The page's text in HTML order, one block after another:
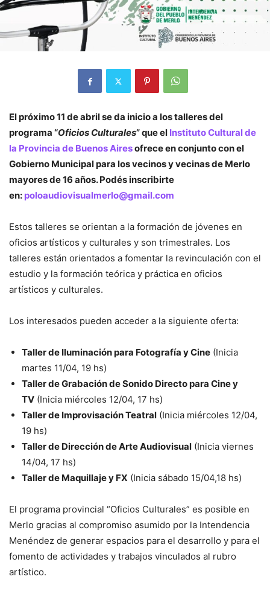
El próximo 11 de abril se da inicio a los talleres del
programa “Oficios Culturales” que el Instituto Cultural de
la Provincia de Buenos Airesofrece en conjunto con el
Gobierno Municipal para los vecinos y vecinas de Merlo
mayores de 16 años. Podés inscribirte
en: poloaudiovisualmerlo@gmail.com
Estos talleres se orientan a la formación de jóvenes en
oficios artísticos y culturales y son trimestrales. Los
talleres están orientados a fomentar la revinculación con el
estudio y la formación teórica y práctica en oficios
artísticos y culturales.
Los interesados pueden acceder a la siguiente oferta:
Taller de Iluminación para Fotografía y Cine (Inicia
martes 11/04, 19 hs)
Taller de Grabación de Sonido Directo para Cine y
TV (Inicia miércoles 12/04, 17 hs)
Taller de Improvisación Teatral (Inicia miércoles 12/04,
19 hs)
Taller de Dirección de Arte Audiovisual (Inicia viernes
14/04, 17 hs)
Taller de Maquillaje y FX (Inicia sábado 15/04,18 hs)
El programa provincial “Oficios Culturales” es posible en
Merlo gracias al compromiso asumido por la Intendencia
Menéndez de generar espacios para el desarrollo y para el
fomento de actividades y trabajos vinculados al rubro
artístico.